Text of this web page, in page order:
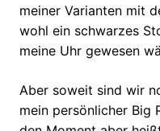
meiner Varianten mit
wohl ein schwarzes
meine Uhr gewesen
Aber soweit sind wir
mein persönlicher Big